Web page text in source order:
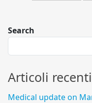
Search
Articoli recenti
Medical update on